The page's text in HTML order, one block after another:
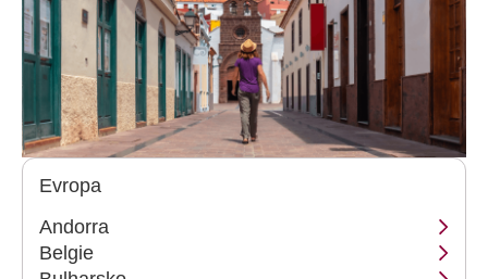
Evropa
Andorra
Belgie